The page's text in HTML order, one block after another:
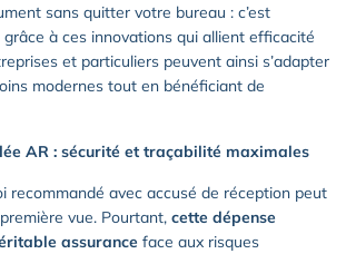
sans quitter votre bureau : c’est
à ces innovations qui allient efficacité
et particuliers peuvent ainsi s’adapter
modernes tout en bénéficiant de
AR : sécurité et traçabilité maximales
recommandé avec accusé de réception peut
vue. Pourtant, cette dépense
assurance face aux risques